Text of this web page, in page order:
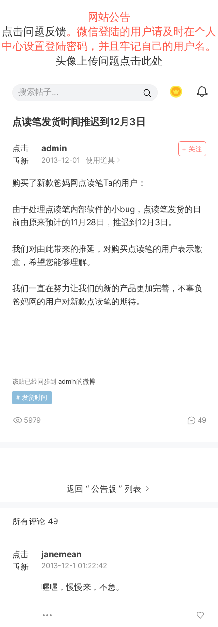
网站公告
点击问题反馈。微信登陆的用户请及时在个人
中心设置登陆密码，并且牢记自己的用户名。
头像上传问题点击此处
点读笔发货时间推迟到12月3日
+ 关注
点击
重新
admin
2013-12-01 使用道具
购买了新款爸妈网点读笔Ta的用户：
由于处理点读笔内部软件的小bug，点读笔发货的日
前由原来预计的11月28日，推迟到12月3日。
我们对由此带来的推延，对购买点读笔的用户表示歉
意，希望您能够理解。
我们一直在努力让我们的新的产品更加完善，不辜负
爸妈网的用户对新款点读笔的期待。
该贴已经同步到 admin的微博
# 发货时间
5979 49
返回 “ 公告版 ” 列表
所有评论 49
点击
重新
janemean
2013-12-1 01:22:42
喔喔，慢慢来，不急。